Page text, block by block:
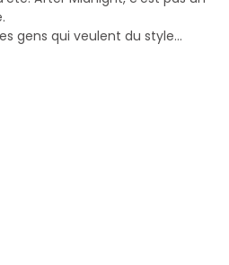
gens qui veulent du style…